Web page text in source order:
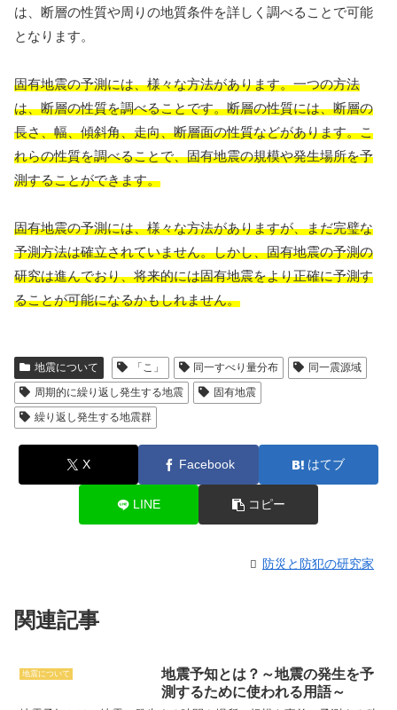
は、断層の性質や周りの地質条件を詳しく調べることで可能
となります。
固有地震の予測には、様々な方法があります。一つの方法
は、断層の性質を調べることです。断層の性質には、断層の
長さ、幅、傾斜角、走向、断層面の性質などがあります。こ
れらの性質を調べることで、固有地震の規模や発生場所を予
測することができます。
固有地震の予測には、様々な方法がありますが、まだ完璧な
予測方法は確立されていません。しかし、固有地震の予測の
研究は進んでおり、将来的には固有地震をより正確に予測す
ることが可能になるかもしれません。
地震について 「こ」 同一すべり量分布
同一震源域
周期的に繰り返し発生する地震
固有地震
繰り返し発生する地震群
X Facebook はてブ
LINE コピー
防災と防犯の研究家
関連記事
地震について
地震予知とは？～地震の発生を予
測するために使われる用語～